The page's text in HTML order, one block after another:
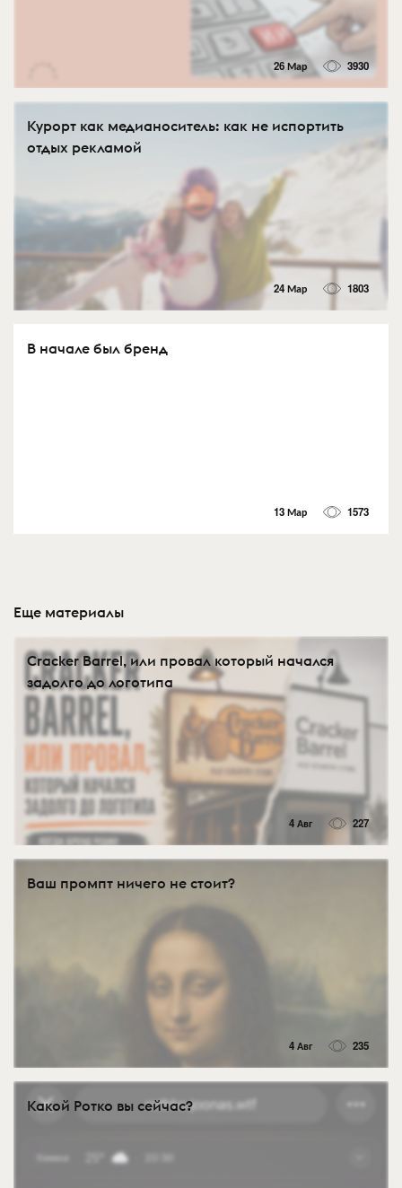
26 Мар 3930
Курорт как медианоситель: как не испортить
отдых рекламой
24 Мар 1803
В начале был бренд
13 Мар 1573
Еще материалы
Cracker Barrel, или провал который начался
задолго до логотипа
4 Авг 227
Ваш промпт ничего не стоит?
4 Авг 235
Какой Ротко вы сейчас?